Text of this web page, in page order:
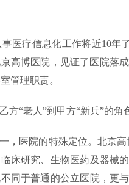
事医疗信息化工作将近10年
高博医院，见证了医院落
管理职责。
方“老人”到甲方“新兵”的
，医院的特殊定位。北京
床研究、生物医药及器械
同于普通的公立医院，更